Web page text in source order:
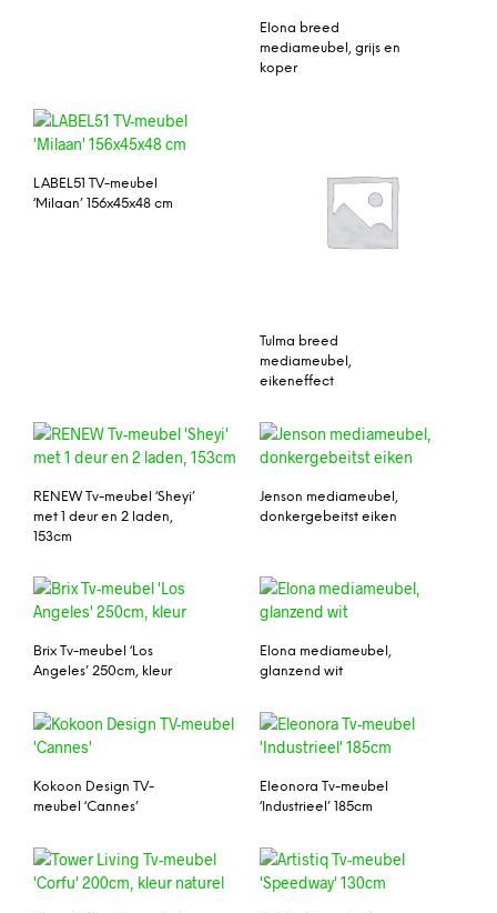
Elona breed
mediameubel, grijs en
koper
LABEL51 TV-meubel
‘Milaan’ 156x45x48 cm
Tulma breed
mediameubel,
eikeneffect
RENEW Tv-meubel ‘Sheyi’
met 1 deur en 2 laden,
153cm
Jenson mediameubel,
donkergebeitst eiken
Brix Tv-meubel ‘Los
Angeles’ 250cm, kleur
Elona mediameubel,
glanzend wit
Kokoon Design TV-
meubel ‘Cannes’
Eleonora Tv-meubel
‘Industrieel’ 185cm